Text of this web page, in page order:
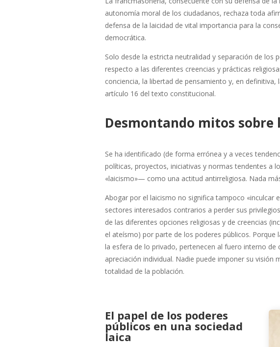
autonomía moral de los ciudadanos, rechaza toda
defensa de la laicidad de vital importancia para la
democrática.
Solo desde la estricta neutralidad y separación de los
respecto a las diferentes creencias y prácticas
conciencia, la libertad de pensamiento y, en definitiva,
artículo 16 del texto constitucional.
Desmontando mitos
Se ha identificado (de forma errónea y a veces
políticas, proyectos, iniciativas y normas tendentes a
«laicismo»— como una actitud antirreligiosa. Nada
Abogar por el laicismo no significa tampoco «inculcar
sectores interesados contrarios a perder sus
de las diferentes opciones religiosas y de creencias
el ateísmo) por parte de los poderes públicos. Porque
la esfera de lo privado, pertenecen al fuero interno de
apreciación individual. Nadie puede imponer su visión
totalidad de la población.
El papel de los poderes
públicos en una sociedad
laica